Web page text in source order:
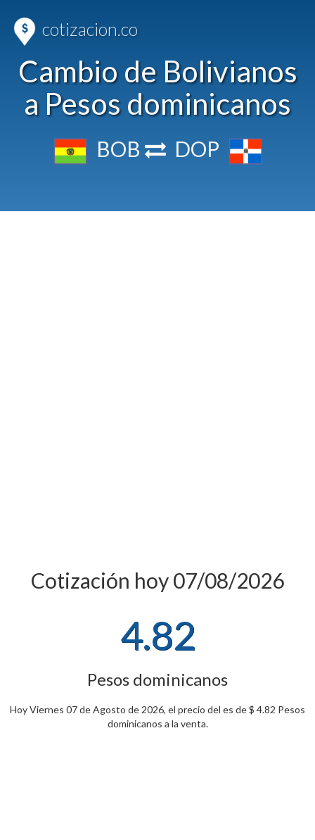
cotizacion.co
Cambio de Bolivianos
a Pesos dominicanos
BOB DOP
Cotización hoy 07/08/2026
4.82
Pesos dominicanos
Hoy Viernes 07 de Agosto de 2026, el precio del es de $ 4.82 Pesos
dominicanos a la venta.